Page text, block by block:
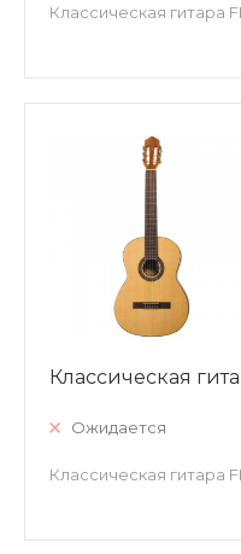
Классическая гитара
Классическая
Ожидается
Классическая гитара